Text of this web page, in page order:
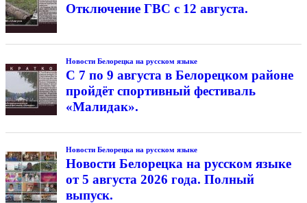
Отключение ГВС с 12 августа.
Новости Белорецка на русском языке
С 7 по 9 августа в Белорецком районе
пройдёт спортивный фестиваль
«Малидак».
Новости Белорецка на русском языке
Новости Белорецка на русском языке
от 5 августа 2026 года. Полный
выпуск.